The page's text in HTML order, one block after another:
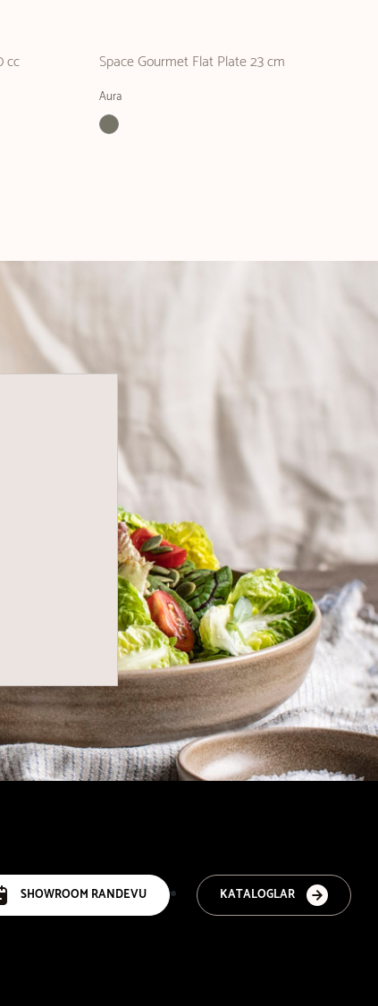
cc Space Gourmet Flat Plate 23 cm
Aura
KATALOGLAR
SHOWROOM RANDEVU